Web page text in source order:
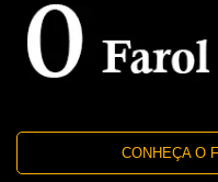
CONHEÇA O